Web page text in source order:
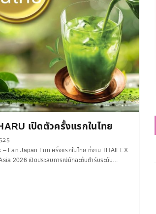
เปิดตัวครั้งแรกในไทย
– Fan Japan Fun ครั้งแรกในไทย ที่งาน THAIFEX
2026 เปิดประสบการณ์มัทฉะต้นตำรับระดับ...